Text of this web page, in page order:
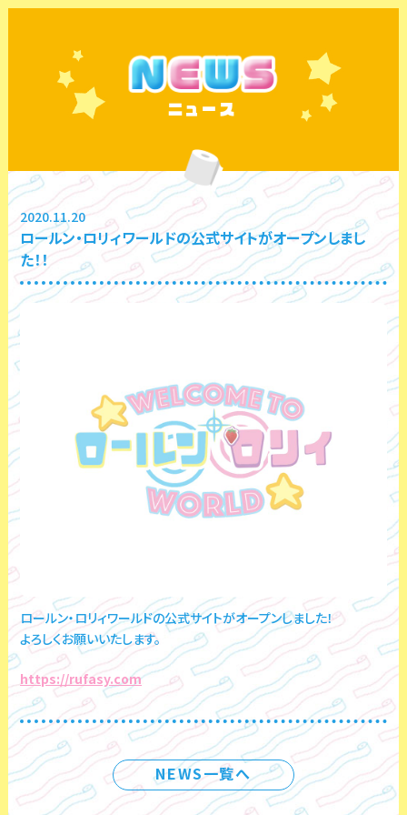
ニュース
2020.11.20
ロールン・ロリィワールドの公式サイトがオープンしまし
た！！
ロールン・ロリィワールドの公式サイトがオープンしました！
よろしくお願いいたします。
https://rufasy.com
NEWS一覧へ